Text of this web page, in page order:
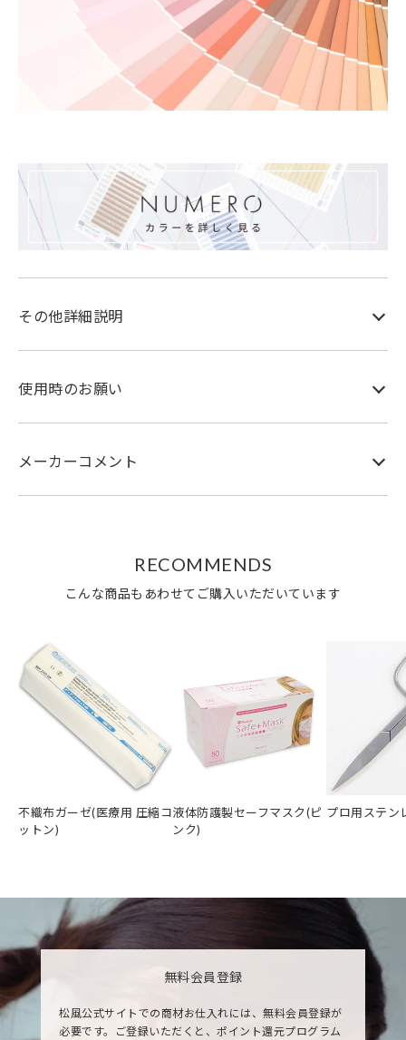
その他詳細説明
使用時のお願い
メーカーコメント
RECOMMENDS
こんな商品もあわせてご購入いただいています
不織布ガーゼ(医療用 圧縮コ
ットン)
液体防護製セーフマスク(ピ
ンク)
プロ用ステン
無料会員登録
松風公式サイトでの商材お仕入れには、無料会員登録が
必要です。ご登録いただくと、ポイント還元プログラム